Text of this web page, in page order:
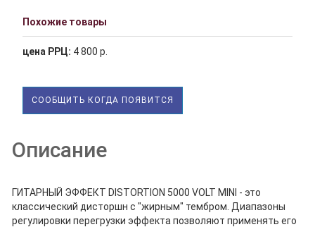
Похожие товары
цена РРЦ: 4 800 р.
СООБЩИТЬ КОГДА ПОЯВИТСЯ
Описание
ГИТАРНЫЙ ЭФФЕКТ DISTORTION 5000 VOLT MINI - это
классический дисторшн с "жирным" тембром. Диапазоны
регулировки перегрузки эффекта позволяют применять его